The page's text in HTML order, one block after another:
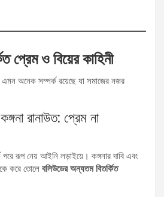
প্রেম ও বিয়ের কাহিনী
অনেক সম্পর্ক রয়েছে যা সমাজের নজর
রানাউত: প্রেম না
রূপ নেয় আইনি লড়াইয়ে। কঙ্গনার দাবি এবং
করে তোলে বলিউডের অন্যতম বিতর্কিত